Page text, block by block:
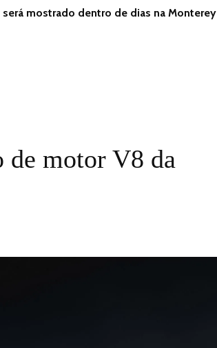
mostrado dentro de dias na Monterey
motor V8 da